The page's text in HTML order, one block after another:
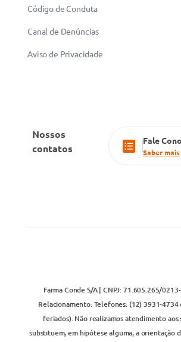
Código de Conduta
Canal de Denúncias
Aviso de Privacidade
Nossos
contatos
Fale
Saber mais
Farma Conde S/A | CNPJ: 71.605.265/
Relacionamento: Telefones: (12) 3931-
feriados). Não realizamos atendimento
substituem, em hipótese alguma, a orientação